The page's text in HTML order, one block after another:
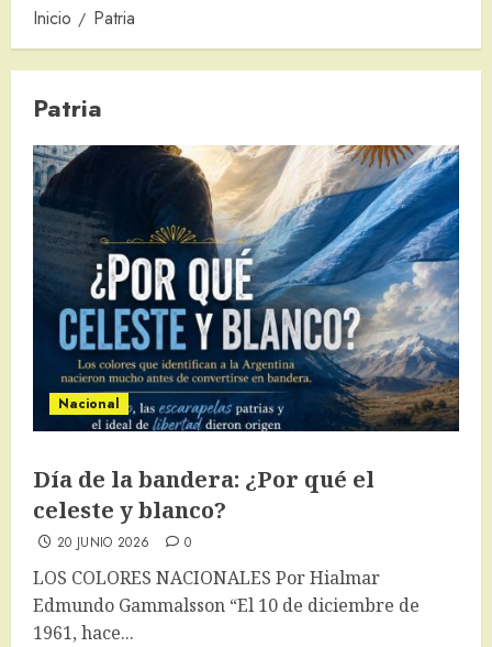
Inicio Patria
Patria
Nacional
Día de la bandera: ¿Por qué el
celeste y blanco?
20 JUNIO 2026 0
LOS COLORES NACIONALES Por Hialmar
Edmundo Gammalsson “El 10 de diciembre de
1961, hace...